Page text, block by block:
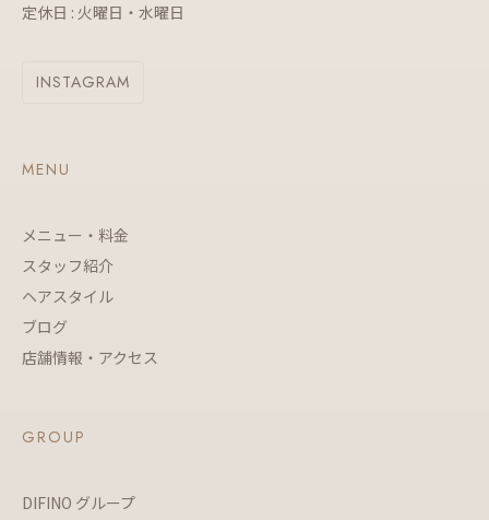
定休日 : 火曜日・水曜日
INSTAGRAM
MENU
メニュー・料金
スタッフ紹介
ヘアスタイル
ブログ
店舗情報・アクセス
GROUP
DIFINO グループ